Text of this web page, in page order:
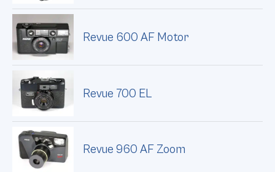
Revue 600 AF Motor
Revue 700 EL
Revue 960 AF Zoom